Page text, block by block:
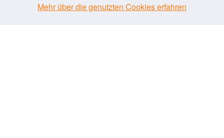
Mehr über die genutzten Cookies erfahren
Aus-, Fort- und Weiterbildung